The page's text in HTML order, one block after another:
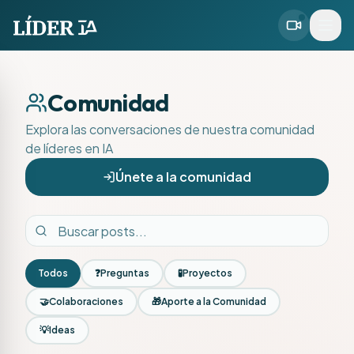
Comunidad
Explora las conversaciones de nuestra comunidad
de líderes en IA
Únete a la comunidad
Todos ❓Preguntas 🧪Proyectos
🤝Colaboraciones 🎁Aporte a la Comunidad
💡Ideas